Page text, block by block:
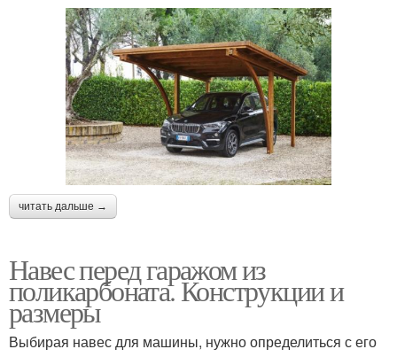
читать дальше →
Навес перед гаражом из
поликарбоната. Конструкции и
размеры
Выбирая навес для машины, нужно определиться с его